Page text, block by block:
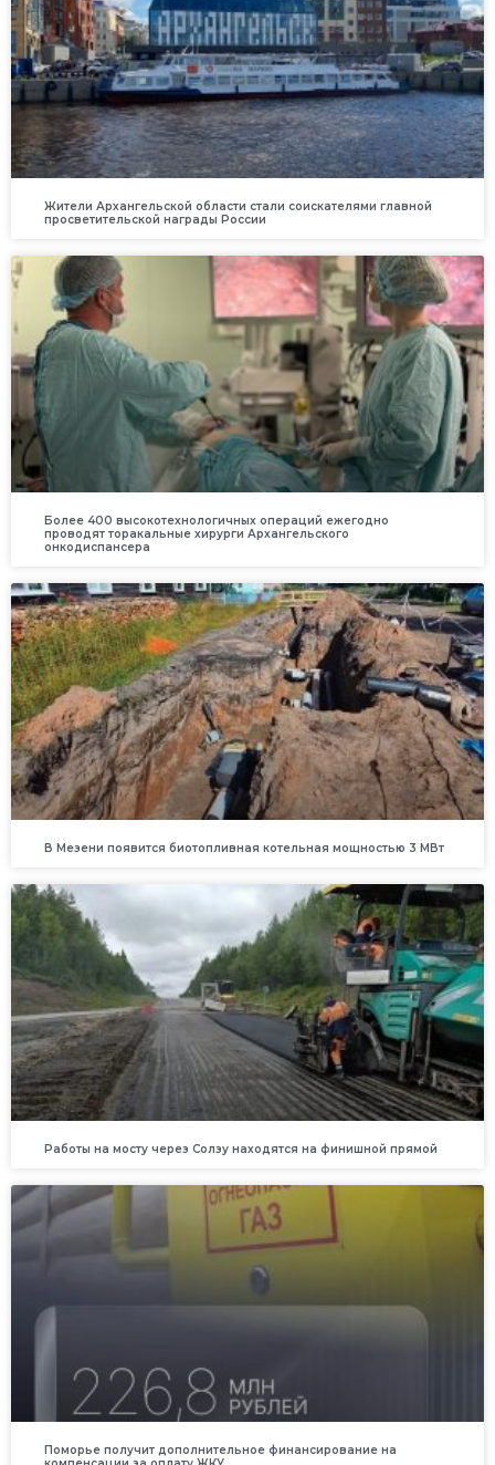
Жители Архангельской области стали соискателями главной
просветительской награды России
Более 400 высокотехнологичных операций ежегодно
проводят торакальные хирурги Архангельского
онкодиспансера
В Мезени появится биотопливная котельная мощностью 3 МВт
Работы на мосту через Солзу находятся на финишной прямой
Поморье получит дополнительное финансирование на